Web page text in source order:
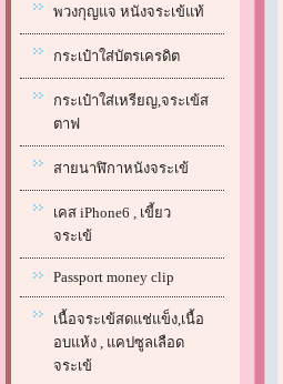
พวงกุญแจ หนังจระเข้แท้
กระเป๋าใส่บัตรเครดิต
กระเป๋าใส่เหรียญ,จระเข้ส
ตาฟ
สายนาฬิกาหนังจระเข้
เคส iPhone6 , เขี้ยว
จระเข้
Passport money clip
เนื้อจระเข้สดแช่แข็ง,เนื้อ
อบแห้ง , แคปซูลเลือด
จระเข้